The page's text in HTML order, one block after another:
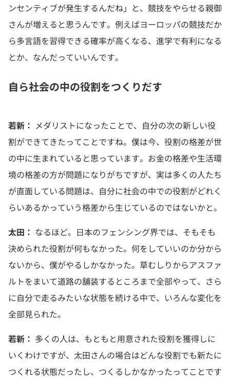
ンセンティブが発生するんだね」と、競技をやらせる親御
さんが増えると思うんです。例えばヨーロッパの競技だか
ら多言語を習得できる確率が高くなる、進学で有利になる
とか、なんだっていいんです。
自ら社会の中の役割をつくりだす
若新： メダリストになったことで、自分の次の新しい役
割ができてきたってことですね。僕は今、役割の格差が世
の中に生まれていると思っています。お金の格差や生活環
境の格差の方が問題になりがちですが、実は多くの人たち
が直面している問題は、自分に社会の中での役割がどれく
らいあるかっていう格差から生じているのではないかと。
太田： なるほど。日本のフェンシング界では、そもそも
決められた役割が何もなかった。何をしていいのか分から
ないから、僕がやるしかなかった。草むしりからアスファ
ルトをまいて道路の舗装するところまで全部やって、さら
に自分で走るみたいな状態を続ける中で、いろんな変化を
全部見られた。
若新： 多くの人は、もともと用意された役割を獲得しに
いくわけですが、太田さんの場合はどんな役割でも新たに
つくれる状態だったし、つくるしかなかったってことです